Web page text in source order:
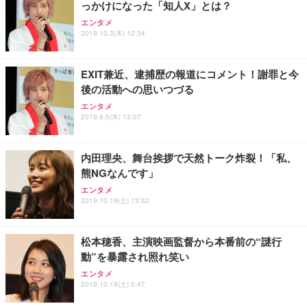
Sezlife オフィスチェア デスクチェア 疲れない テレ
ワーク チェア 強化バックレスト 30度ロッキング機
能 人間工学 椅子 腰サポート 90度跳ね上げ式アーム
務用 おしゃれ パソコンチェア (ブラック)
Sezlife オフィスチェア デスクチェア 疲れない テレ
ワーク チェア 強化バックレスト 30度ロッキング機
能 人間工学 椅子 腰サポート 90度跳ね上げ式アーム
務用 おしゃれ パソコンチェア (ホワイト)
ANDWINT オフィスチェア デスクチェア 肘なし メ
ッシュ 通気性 ランバーサポート付き 腰サポート ガ
ス圧無段階昇降 360度回転 キャスター付き コンパク
【純正品】27"ゲーミングモニター DualSense 充電
フック付き（CFI-ZDM1J）
【整備済み品】Dell E2724HS 27インチ 液晶モニタ
ー フルHD（1920×1080）VA 非光沢 HDMI/DisplayP
ort/VGA スピーカー内蔵 高さ調整 スイベル VESA対
【MiniLED/24.5inch/280Hz/FHD】GRAPHT THE S
HOOTER Gaming Monitor 24” Essential ゲーミン
グモニター QD 24.5インチ 1ms FHD 量子ドット 残
ネオ・ルーライフ ネオ・オムツ L 中型犬用 26枚入
り 単品
Smart Basic(スマートベーシック) 【Amazon.co.jp
限定】 Smart Basic アイリスオーヤマ ペットシーツ
超厚型 お徳用 ワイド 100枚入 (x 1) (ケース販売)
アイリスオーヤマ ペットシーツ 超厚型 お徳用 レギ
ュラー 200枚入【Amazon.co.jp限定】
っかけになった「知人X」とは？
エンタメ
2019.10.3(木) 12:34
EXIT兼近、逮捕歴の報道にコメント！謝罪と今
後の活動への思いつづる
エンタメ
2019.9.5(木) 13:07
内田理央、舞台挨拶で天然トーク炸裂！「私、
熊NGなんです」
エンタメ
2019.10.19(土) 13:52
松本穂香、主演映画監督から本番前の“謎行
動”を暴露され照れ笑い
エンタメ
2019.10.19(土) 0:47